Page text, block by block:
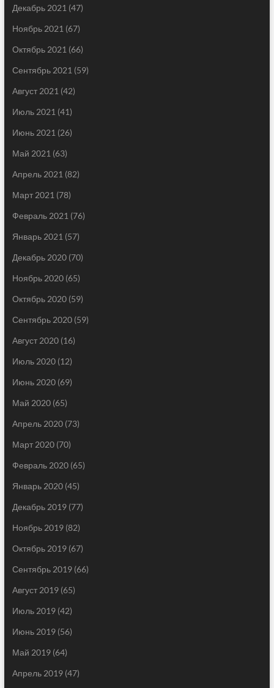
Декабрь 2021 (47)
Ноябрь 2021 (67)
Октябрь 2021 (66)
Сентябрь 2021 (59)
Август 2021 (42)
Июль 2021 (41)
Июнь 2021 (26)
Май 2021 (63)
Апрель 2021 (82)
Март 2021 (78)
Февраль 2021 (76)
Январь 2021 (57)
Декабрь 2020(70)
Ноябрь 2020(65)
Октябрь 2020(59)
Сентябрь 2020(59)
Август 2020(16)
Июль 2020(12)
Июнь 2020(69)
Май 2020(65)
Апрель 2020(73)
Март 2020(70)
Февраль 2020(65)
Январь 2020(45)
Декабрь 2019(77)
Ноябрь 2019(82)
Октябрь 2019(67)
Сентябрь 2019(66)
Август 2019(65)
Июль 2019(42)
Июнь 2019(56)
Май 2019(64)
Апрель 2019(47)